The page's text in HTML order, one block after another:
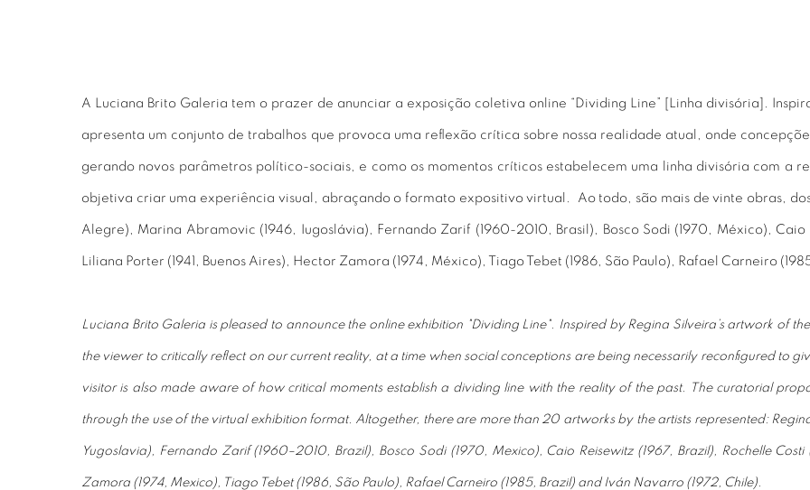
A Luciana Brito Galeria tem o prazer de anunciar a exposição coletiva online “Dividing Line” [Linha divisória].
apresenta um conjunto de trabalhos que provoca uma reflexão crítica sobre nossa realidade atual, onde
gerando novos parâmetros político-sociais, e como os momentos críticos estabelecem uma linha divisória com a
objetiva criar uma experiência visual, abraçando o formato expositivo virtual. Ao todo, são mais de vinte obras,
Alegre), Marina Abramovic (1946, Iugoslávia), Fernando Zarif (1960-2010, Brasil), Bosco Sodi (1970, México), Caio
Liliana Porter (1941, Buenos Aires), Hector Zamora (1974, México), Tiago Tebet (1986, São Paulo), Rafael Carneiro
Luciana Brito Galeria is pleased to announce the online exhibition "Dividing Line". Inspired by Regina Silveira’s artwork of
the viewer to critically reflect on our current reality, at a time when social conceptions are being necessarily reconfigured to
visitor is also made aware of how critical moments establish a dividing line with the reality of the past. The curatorial
through the use of the virtual exhibition format. Altogether, there are more than 20 artworks by the artists represented:
Yugoslavia), Fernando Zarif (1960–2010, Brazil), Bosco Sodi (1970, Mexico), Caio Reisewitz (1967, Brazil), Rochelle Costi
Zamora (1974, Mexico), Tiago Tebet (1986, São Paulo), Rafael Carneiro (1985, Brazil) and Iván Navarro (1972, Chile).